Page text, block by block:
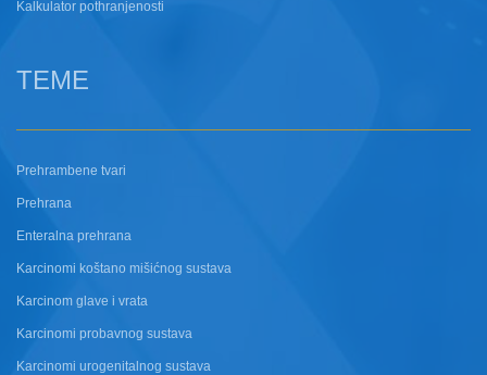
Kalkulator pothranjenosti
TEME
Prehrambene tvari
Prehrana
Enteralna prehrana
Karcinomi koštano mišićnog sustava
Karcinom glave i vrata
Karcinomi probavnog sustava
Karcinomi urogenitalnog sustava